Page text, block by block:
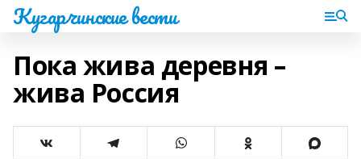
Кугарчинские вести
Пока жива деревня –
жива Россия